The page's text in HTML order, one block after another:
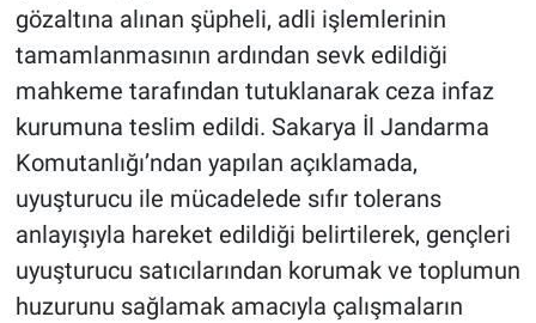
gözaltına alınan şüpheli, adli işlemlerinin
tamamlanmasının ardından sevk edildiği
mahkeme tarafından tutuklanarak ceza infaz
kurumuna teslim edildi. Sakarya İl Jandarma
Komutanlığı’ndan yapılan açıklamada,
uyuşturucu ile mücadelede sıfır tolerans
anlayışıyla hareket edildiği belirtilerek, gençleri
uyuşturucu satıcılarından korumak ve toplumun
huzurunu sağlamak amacıyla çalışmaların